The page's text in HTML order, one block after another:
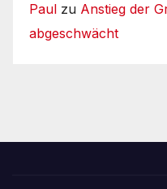
Paul zu Anstieg der
abgeschwächt